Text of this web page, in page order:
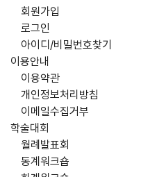
회원가입
로그인
아이디/비밀번호찾기
이용안내
이용약관
개인정보처리방침
이메일수집거부
학술대회
월례발표회
동계워크숍